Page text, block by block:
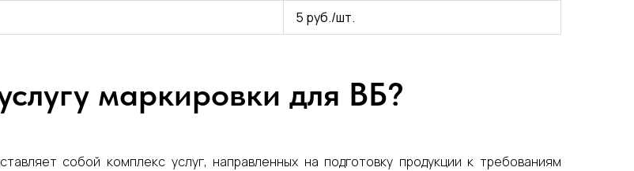
5 руб./шт.
маркировки для ВБ?
собой комплекс услуг, направленных на подготовку продукции к требованиям